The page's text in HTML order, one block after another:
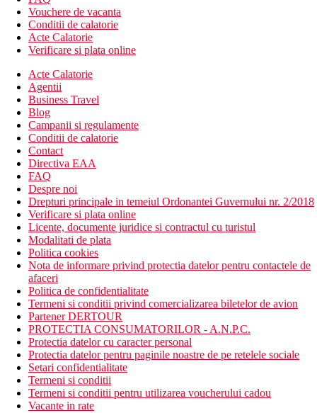
Vouchere de vacanta
Conditii de calatorie
Acte Calatorie
Verificare si plata online
Acte Calatorie
Agentii
Business Travel
Blog
Campanii si regulamente
Conditii de calatorie
Contact
Directiva EAA
FAQ
Despre noi
Drepturi principale in temeiul Ordonantei Guvernului nr. 2/2018
Verificare si plata online
Licente, documente juridice si contractul cu turistul
Modalitati de plata
Politica cookies
Nota de informare privind protectia datelor pentru contactele de
afaceri
Politica de confidentialitate
Termeni si conditii privind comercializarea biletelor de avion
Partener DERTOUR
PROTECTIA CONSUMATORILOR - A.N.P.C.
Protectia datelor cu caracter personal
Protectia datelor pentru paginile noastre de pe retelele sociale
Setari confidentialitate
Termeni si conditii
Termeni si conditii pentru utilizarea voucherului cadou
Vacante in rate